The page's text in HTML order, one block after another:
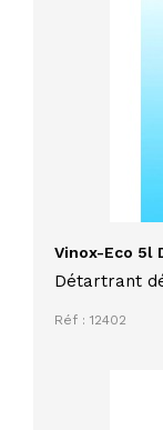
Vinox-Eco 5l
Détartrant
plans de
Réf : 12402